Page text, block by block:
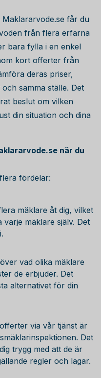
får du
från flera erfarna
bara fylla i en enkel
kort offerter från
deras priser,
samma ställe. Det
beslut om vilken
din situation och dina
när du
fördelar:
mäklare åt dig, vilket
mäklare själv. Det
vad olika mäklare
de erbjuder. Det
alternativet för din
via vår tjänst är
Det
trygg med att de är
regler och lagar.